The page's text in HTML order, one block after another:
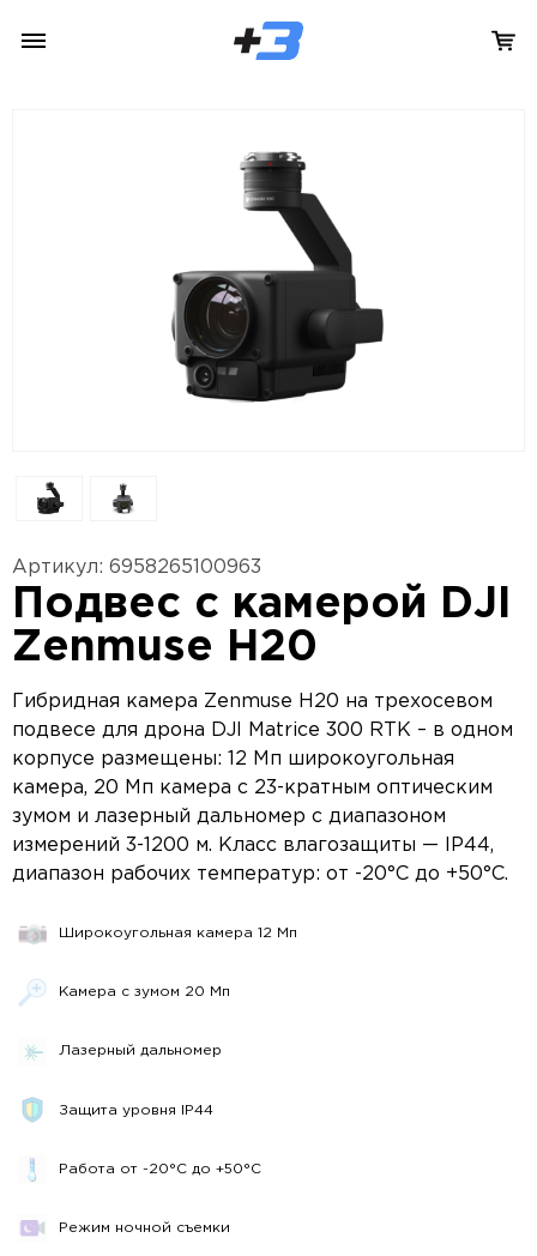
Артикул: 6958265100963
Подвес с камерой DJI
Zenmuse H20
Гибридная камера Zenmuse H20 на трехосевом
подвесе для дрона DJI Matrice 300 RTK – в одном
корпусе размещены: 12 Мп широкоугольная
камера, 20 Мп камера с 23-кратным оптическим
зумом и лазерный дальномер с диапазоном
измерений 3-1200 м. Класс влагозащиты — IP44,
диапазон рабочих температур: от -20°C до +50°C.
Широкоугольная камера 12 Мп
Камера с зумом 20 Мп
Лазерный дальномер
Защита уровня IP44
Работа от -20°C до +50°C
Режим ночной съемки